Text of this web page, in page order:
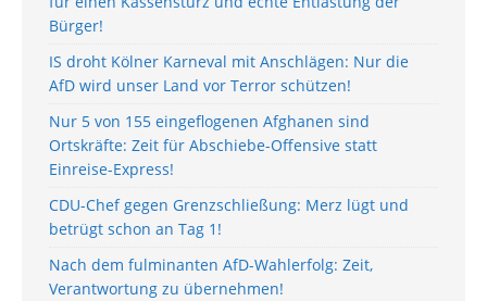
Bürger!
IS droht Kölner Karneval mit Anschlägen: Nur die
AfD wird unser Land vor Terror schützen!
Nur 5 von 155 eingeflogenen Afghanen sind
Ortskräfte: Zeit für Abschiebe-Offensive statt
Einreise-Express!
CDU-Chef gegen Grenzschließung: Merz lügt und
betrügt schon an Tag 1!
Nach dem fulminanten AfD-Wahlerfolg: Zeit,
Verantwortung zu übernehmen!